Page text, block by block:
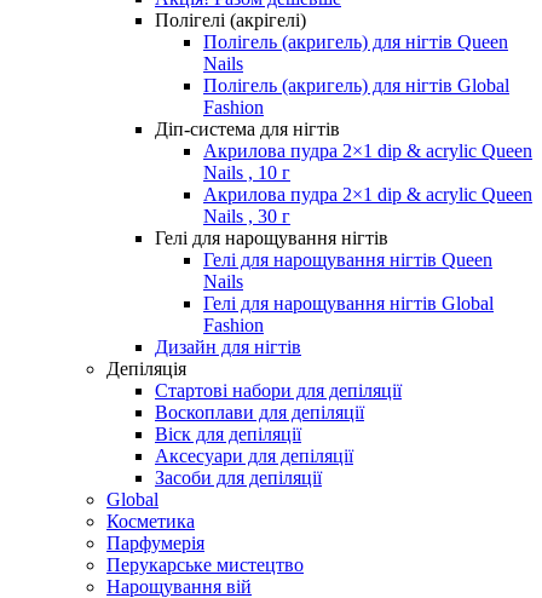
Полігелі (акрігелі)
Полігель (акригель) для нігтів Queen
Nails
Полігель (акригель) для нігтів Global
Fashion
Діп-система для нігтів
Акрилова пудра 2×1 dip & acrylic Queen
Nails , 10 г
Акрилова пудра 2×1 dip & acrylic Queen
Nails , 30 г
Гелі для нарощування нігтів
Гелі для нарощування нігтів Queen
Nails
Гелі для нарощування нігтів Global
Fashion
Дизайн для нігтів
Депіляція
Стартові набори для депіляції
Воскоплави для депіляції
Віск для депіляції
Аксесуари для депіляції
Засоби для депіляції
Global
Косметика
Парфумерія
Перукарське мистецтво
Нарощування вій